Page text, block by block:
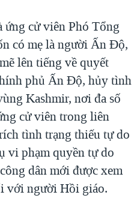
cử viên Phó Tổng
có mẹ là người Ấn Độ,
lên tiếng về quyết
phủ Ấn Độ, hủy tình
Kashmir, nơi đa số
cử viên trong liên
tình trạng thiếu tự do
vi phạm quyền tự do
dân mới được xem
với người Hồi giáo.